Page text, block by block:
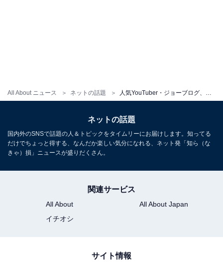
All About ニュース ネットの話題
ネットの話題
国内外のSNSで話題の人＆トピックをタイムリーにお届けします。知ってる
だけでちょっと得する、なんだか楽しい気分になれる、ネット発「知ら（な
きゃ）損」ニュースが盛りだくさん。
関連サービス
All About
All About Japan
イチオシ
サイト情報